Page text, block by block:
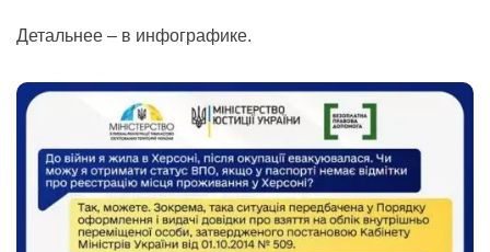
Детальнее – в инфографике.